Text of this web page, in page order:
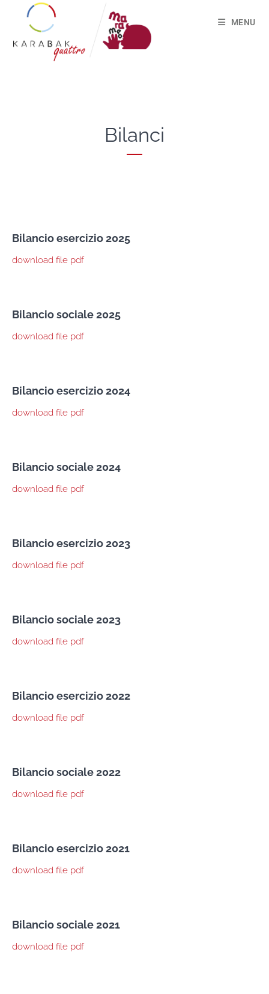
MENU
Bilanci
Bilancio esercizio 2025
download file pdf
Bilancio sociale 2025
download file pdf
Bilancio esercizio 2024
download file pdf
Bilancio sociale 2024
download file pdf
Bilancio esercizio 2023
download file pdf
Bilancio sociale 2023
download file pdf
Bilancio esercizio 2022
download file pdf
Bilancio sociale 2022
download file pdf
Bilancio esercizio 2021
download file pdf
Bilancio sociale 2021
download file pdf